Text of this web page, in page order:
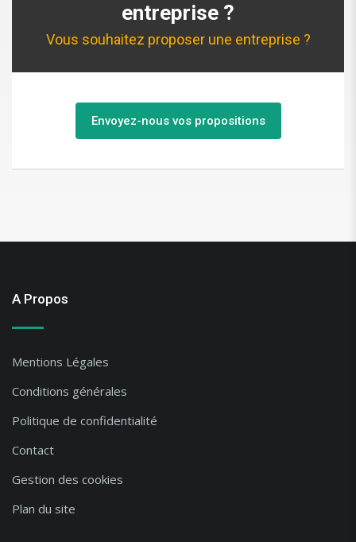
entreprise ?
Vous souhaitez proposer une entreprise ?
Envoyez-nous vos propositions
A Propos
Mentions Légales
Conditions générales
Politique de confidentialité
Contact
Gestion des cookies
Plan du site